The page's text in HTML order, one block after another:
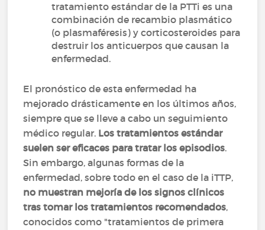
tratamiento estándar de la PTTi es una
combinación de recambio plasmático
(o plasmaféresis) y corticosteroides para
destruir los anticuerpos que causan la
enfermedad.
El pronóstico de esta enfermedad ha
mejorado drásticamente en los últimos años,
siempre que se lleve a cabo un seguimiento
médico regular. Los tratamientos estándar
suelen ser eficaces para tratar los episodios.
Sin embargo, algunas formas de la
enfermedad, sobre todo en el caso de la iTTP,
no muestran mejoría de los signos clínicos
tras tomar los tratamientos recomendados,
conocidos como "tratamientos de primera